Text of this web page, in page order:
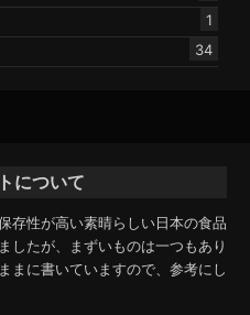
1
34
について
存性が高い素晴らしい日本の食品
したが、まずいものは一つもあり
まに書いていますので、参考にし